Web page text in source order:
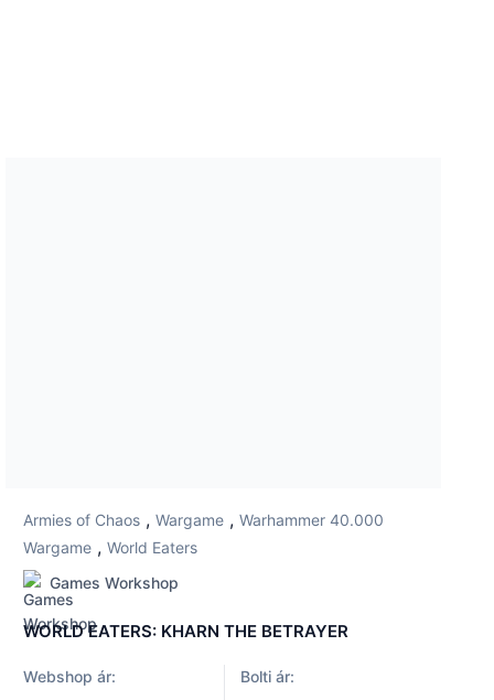
Armies of Chaos ,Wargame ,Warhammer 40.000
Wargame ,World Eaters
Games Workshop
WORLD EATERS: KHARN THE BETRAYER
Webshop ár: Bolti ár: